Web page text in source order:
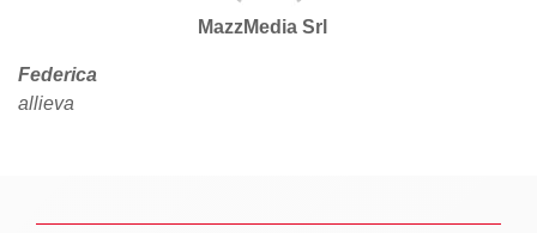
MazzMedia Srl
Federica
allieva